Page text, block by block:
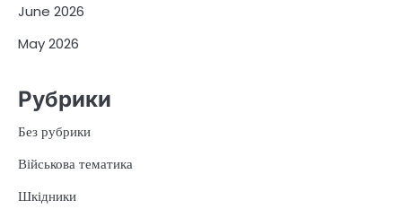
June 2026
May 2026
Рубрики
Без рубрики
Військова тематика
Шкідники